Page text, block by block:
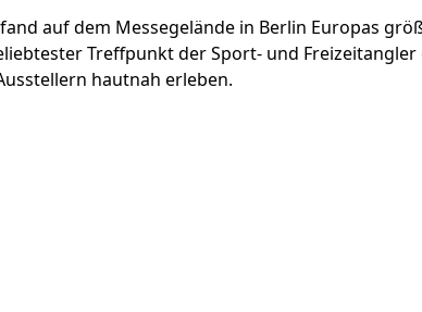
auf dem Messegelände in Berlin Europas
Treffpunkt der Sport- und
hautnah erleben.